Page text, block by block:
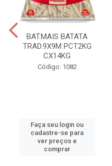
BAT.MAIS BATATA
TRAD.9X9M PCT2KG
CX14KG
Código: 1082
Faça seu login ou
cadastre-se para
ver preços e
comprar